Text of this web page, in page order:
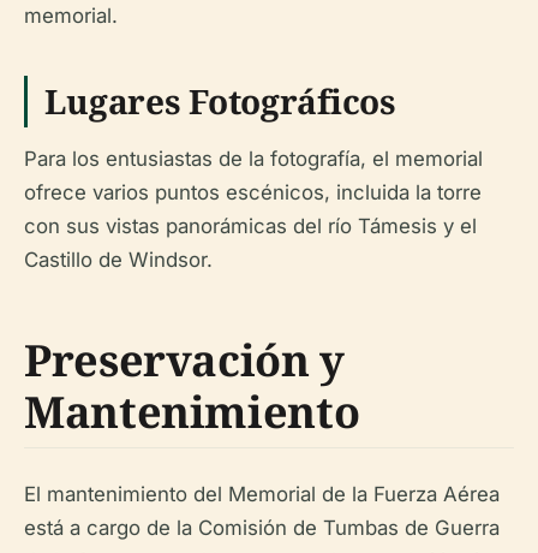
memorial.
Lugares Fotográficos
Para los entusiastas de la fotografía, el memorial
ofrece varios puntos escénicos, incluida la torre
con sus vistas panorámicas del río Támesis y el
Castillo de Windsor.
Preservación y
Mantenimiento
El mantenimiento del Memorial de la Fuerza Aérea
está a cargo de la Comisión de Tumbas de Guerra